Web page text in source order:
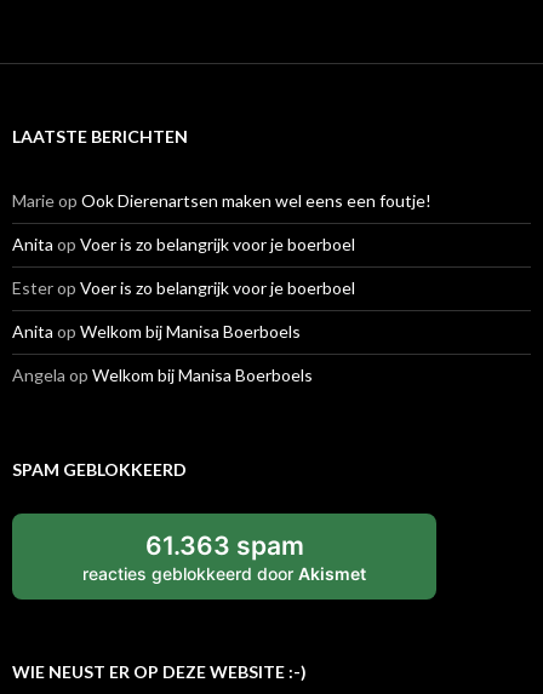
LAATSTE BERICHTEN
Marieop Ook Dierenartsen maken wel eens een foutje!
Anita op Voer is zo belangrijk voor je boerboel
Esterop Voer is zo belangrijk voor je boerboel
Anita op Welkom bij Manisa Boerboels
Angela op Welkom bij Manisa Boerboels
SPAM GEBLOKKEERD
61.363 spam
reacties geblokkeerd door Akismet
WIE NEUST ER OP DEZE WEBSITE :-)